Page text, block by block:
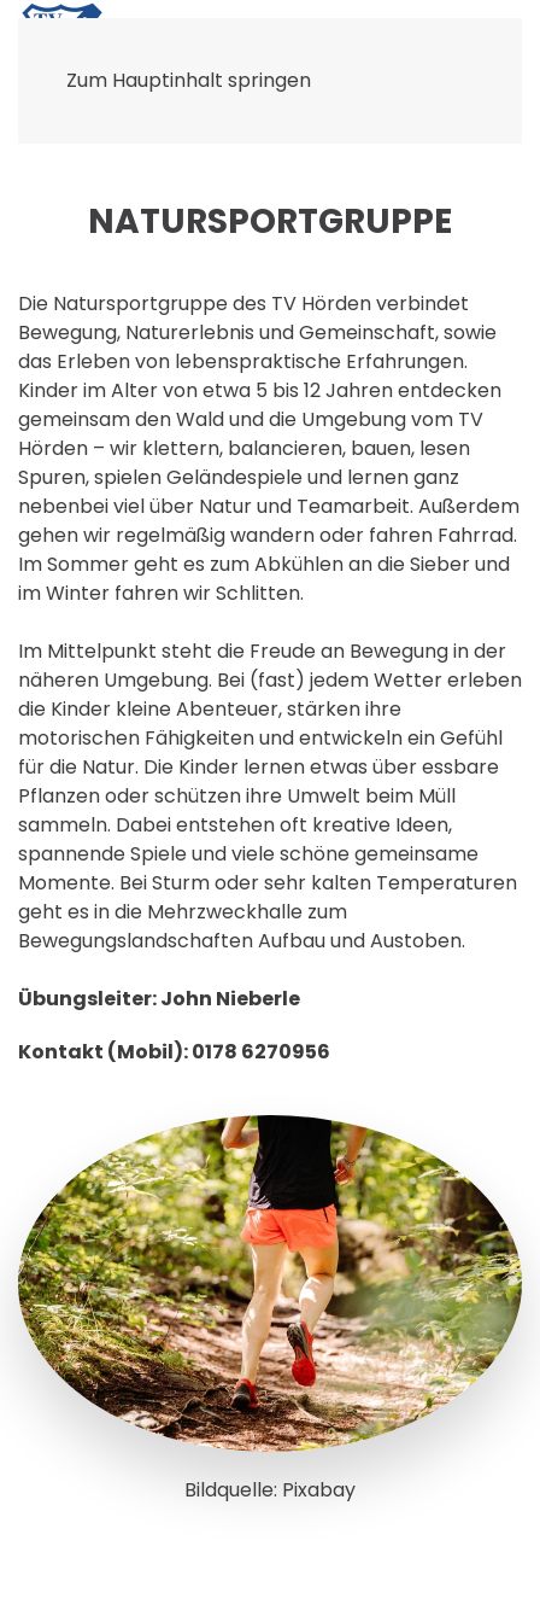
Zum Hauptinhalt springen
NATURSPORTGRUPPE
Die Natursportgruppe des TV Hörden verbindet
Bewegung, Naturerlebnis und Gemeinschaft, sowie
das Erleben von lebenspraktische Erfahrungen.
Kinder im Alter von etwa 5 bis 12 Jahren entdecken
gemeinsam den Wald und die Umgebung vom TV
Hörden – wir klettern, balancieren, bauen, lesen
Spuren, spielen Geländespiele und lernen ganz
nebenbei viel über Natur und Teamarbeit. Außerdem
gehen wir regelmäßig wandern oder fahren Fahrrad.
Im Sommer geht es zum Abkühlen an die Sieber und
im Winter fahren wir Schlitten.
Im Mittelpunkt steht die Freude an Bewegung in der
näheren Umgebung. Bei (fast) jedem Wetter erleben
die Kinder kleine Abenteuer, stärken ihre
motorischen Fähigkeiten und entwickeln ein Gefühl
für die Natur. Die Kinder lernen etwas über essbare
Pflanzen oder schützen ihre Umwelt beim Müll
sammeln. Dabei entstehen oft kreative Ideen,
spannende Spiele und viele schöne gemeinsame
Momente. Bei Sturm oder sehr kalten Temperaturen
geht es in die Mehrzweckhalle zum
Bewegungslandschaften Aufbau und Austoben.
Übungsleiter: John Nieberle
Kontakt (Mobil): 0178 6270956
Bildquelle: Pixabay